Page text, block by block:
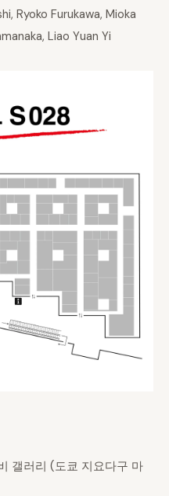
Ryoko Furukawa, Mioka
Liao Yuan Yi
갤러리 (도쿄 지요다구 마